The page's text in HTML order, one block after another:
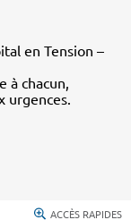
en Tension –
à chacun,
urgences.
ACCÈS RAPIDES